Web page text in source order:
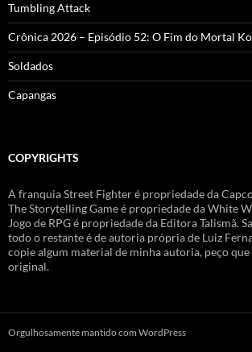
Tumbling Attack
Crônica 2026 – Episódio 52: O Fim do Mortal
Soldados
Capangas
COPYRIGHTS
A franquia Street Fighter é propriedade da
The Storytelling Game é propriedade da White
Jogo de RPG é propriedade da Editora Talismã.
todo o restante é de autoria própria de Luiz
copie algum material de minha autoria, peço
original.
Orgulhosamente mantido com WordPress